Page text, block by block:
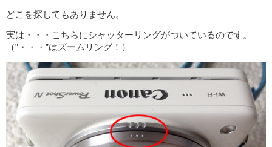
どこを探してもありません。
実は・・・こちらにシャッターリングがついているのです。
（”・・・”はズームリング！）